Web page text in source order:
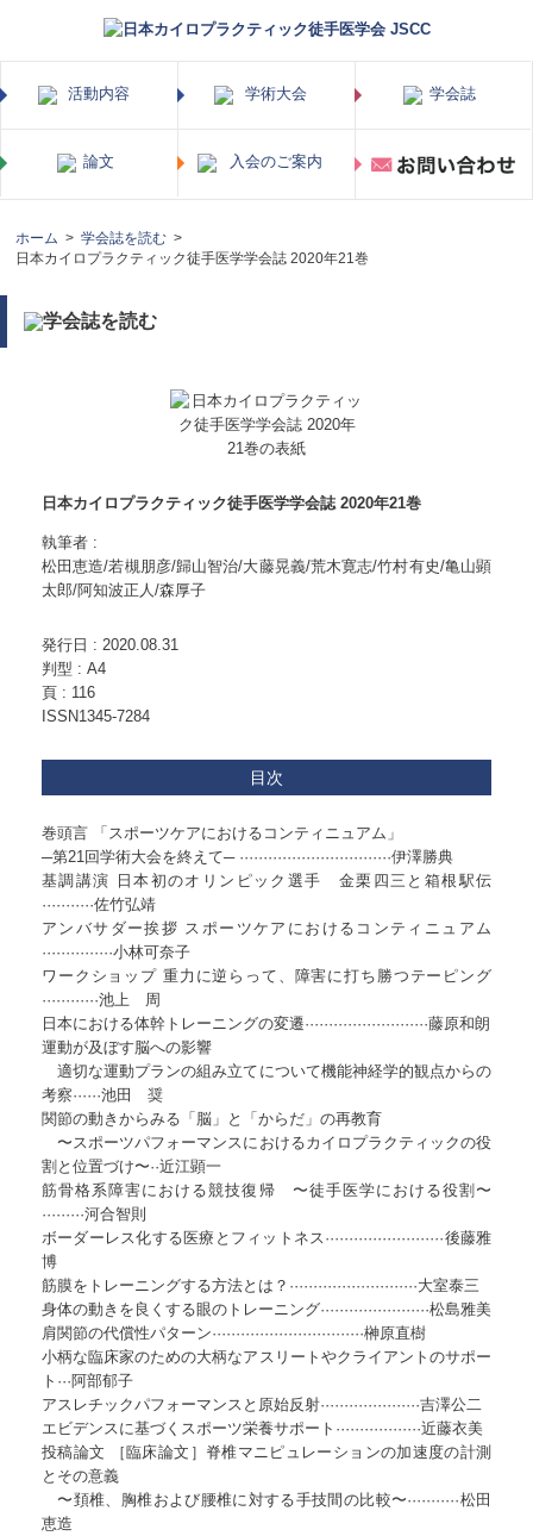
ホーム
学会誌を読む
日本カイロプラクティック徒手医学学会誌 2020年21巻
日本カイロプラクティック徒手医学学会誌 2020年21巻
執筆者 :
松田恵造/若槻朋彦/歸山智治/大藤晃義/荒木寛志/竹村有史/亀山顕
太郎/阿知波正人/森厚子
発行日 : 2020.08.31
判型 : A4
頁 : 116
ISSN1345-7284
目次
巻頭言 「スポーツケアにおけるコンティニュアム」
─第21回学術大会を終えて─ ································伊澤勝典
基調講演 日本初のオリンピック選手 金栗四三と箱根駅伝
···········佐竹弘靖
アンバサダー挨拶 スポーツケアにおけるコンティニュアム
···············小林可奈子
ワークショップ 重力に逆らって、障害に打ち勝つテーピング
············池上 周
日本における体幹トレーニングの変遷··························藤原和朗
運動が及ぼす脳への影響
適切な運動プランの組み立てについて機能神経学的観点からの
考察······池田 奨
関節の動きからみる「脳」と「からだ」の再教育
〜スポーツパフォーマンスにおけるカイロプラクティックの役
割と位置づけ〜··近江顕一
筋骨格系障害における競技復帰 〜徒手医学における役割〜
·········河合智則
ボーダーレス化する医療とフィットネス·························後藤雅
博
筋膜をトレーニングする方法とは？···························大室泰三
身体の動きを良くする眼のトレーニング·······················松島雅美
肩関節の代償性パターン································榊原直樹
小柄な臨床家のための大柄なアスリートやクライアントのサポー
ト···阿部郁子
アスレチックパフォーマンスと原始反射·····················吉澤公二
エビデンスに基づくスポーツ栄養サポート··················近藤衣美
投稿論文 ［臨床論文］脊椎マニピュレーションの加速度の計測
とその意義
〜頚椎、胸椎および腰椎に対する手技間の比較〜···········松田
恵造